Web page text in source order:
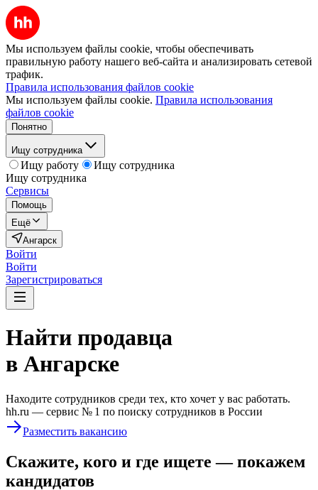
Мы используем файлы cookie, чтобы обеспечивать
правильную работу нашего веб-сайта и анализировать сетевой
трафик.
Правила использования файлов cookie
Мы используем файлы cookie. Правила использования
файлов cookie
Понятно
Ищу сотрудника
Ищу работу
Ищу сотрудника
Ищу сотрудника
Сервисы
Помощь
Ещё
Ангарск
Войти
Войти
Зарегистрироваться
Найти продавца
в Ангарске
Находите сотрудников среди тех, кто хочет у вас работать.
hh.ru — сервис № 1 по поиску сотрудников в России
Разместить вакансию
Скажите, кого и где ищете — покажем
кандидатов